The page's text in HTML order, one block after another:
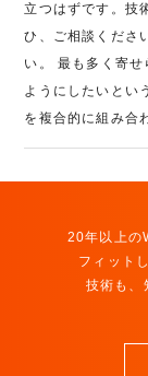
立つはずです。技
ひ、ご相談くださ
い。 最も多く寄
ようにしたいとい
を複合的に組み
20年以上の
フィット
技術も、